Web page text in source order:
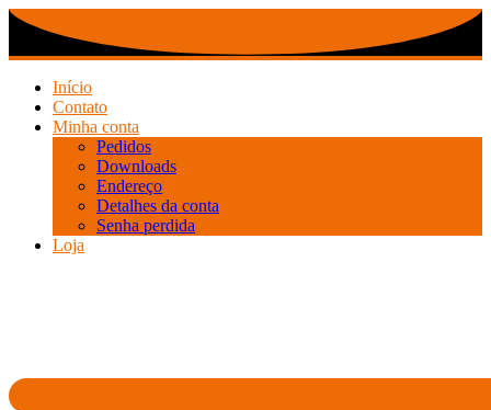
Ir
o
conteúdo
Início
Contato
Minha conta
Pedidos
Downloads
Endereço
Detalhes da conta
Senha perdida
Loja